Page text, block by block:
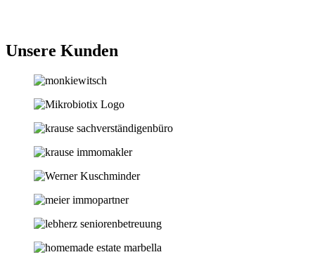
Unsere Kunden